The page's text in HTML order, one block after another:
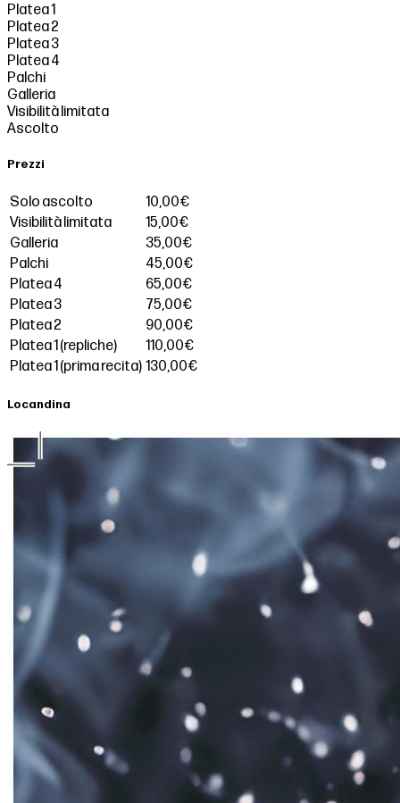
Platea 1
Platea 2
Platea 3
Platea 4
Palchi
Galleria
Visibilità limitata
Ascolto
Prezzi
Solo ascolto
10,00€
Visibilità limitata
15,00€
Galleria
35,00€
Palchi
45,00€
Platea 4
65,00€
Platea 3
75,00€
Platea 2
90,00€
Platea 1 (repliche)
110,00€
Platea 1 (prima recita) 130,00€
Locandina